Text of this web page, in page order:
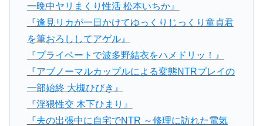
一晩中ヤリまくり性活 松本いちか』
『逢見リカが一日かけてゆっくりじっくり童貞君
を筆おろししてアゲル』
『プライベートで波多野結衣をハメドリッ！』
『アブノーマルカップルによる変態NTRプレイの
一部始終 大槻ひびき』
『淫猥性交 木下ひまり』
『夫の出張中に自宅でNTR ～修理に訪れた電気